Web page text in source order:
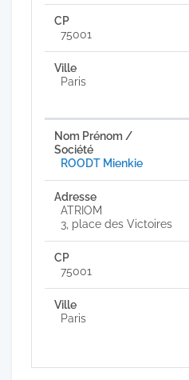
75001
Paris
ROODT Mienkie
ATRIOM
3, place des Victoires
75001
Paris